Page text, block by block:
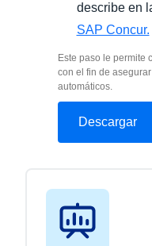
describe en
SAP Concur.
Este paso le permite
con el fin de
automáticos.